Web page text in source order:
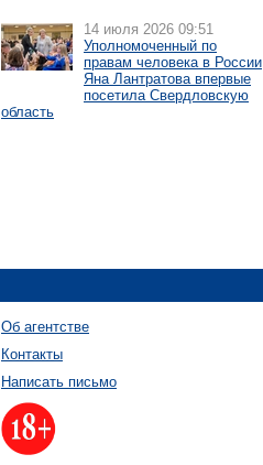
14 июля 2026 09:51
Уполномоченный по
правам человека в России
Яна Лантратова впервые
посетила Свердловскую
область
Об агентстве
Контакты
Написать письмо